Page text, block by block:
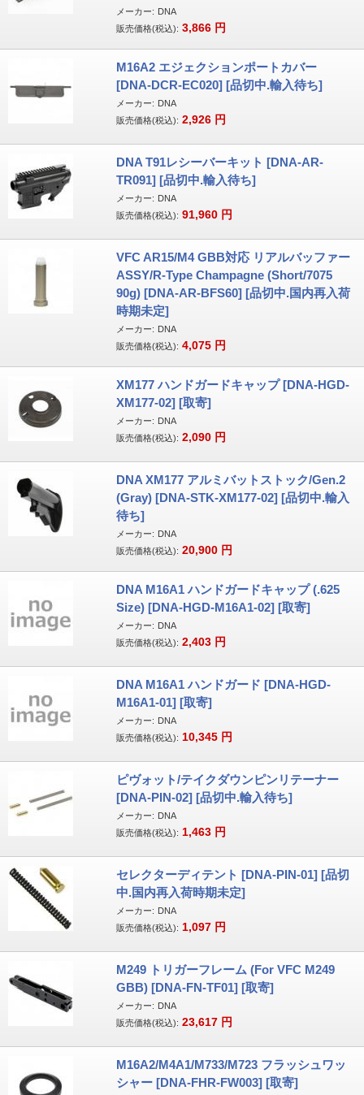
メーカー: DNA
販売価格(税込): 3,866 円
M16A2 エジェクションポートカバー
[DNA-DCR-EC020] [品切中.輸入待ち]
メーカー: DNA
販売価格(税込): 2,926 円
DNA T91レシーバーキット [DNA-AR-
TR091] [品切中.輸入待ち]
メーカー: DNA
販売価格(税込): 91,960 円
VFC AR15/M4 GBB対応 リアルバッファー
ASSY/R-Type Champagne (Short/7075
90g) [DNA-AR-BFS60] [品切中.国内再入荷
時期未定]
メーカー: DNA
販売価格(税込): 4,075 円
XM177 ハンドガードキャップ [DNA-HGD-
XM177-02] [取寄]
メーカー: DNA
販売価格(税込): 2,090 円
DNA XM177 アルミバットストック/Gen.2
(Gray) [DNA-STK-XM177-02] [品切中.輸入
待ち]
メーカー: DNA
販売価格(税込): 20,900 円
DNA M16A1 ハンドガードキャップ (.625
Size) [DNA-HGD-M16A1-02] [取寄]
メーカー: DNA
販売価格(税込): 2,403 円
DNA M16A1 ハンドガード [DNA-HGD-
M16A1-01] [取寄]
メーカー: DNA
販売価格(税込): 10,345 円
ピヴォット/テイクダウンピンリテーナー
[DNA-PIN-02] [品切中.輸入待ち]
メーカー: DNA
販売価格(税込): 1,463 円
セレクターディテント [DNA-PIN-01] [品切
中.国内再入荷時期未定]
メーカー: DNA
販売価格(税込): 1,097 円
M249 トリガーフレーム (For VFC M249
GBB) [DNA-FN-TF01] [取寄]
メーカー: DNA
販売価格(税込): 23,617 円
M16A2/M4A1/M733/M723 フラッシュワッ
シャー [DNA-FHR-FW003] [取寄]